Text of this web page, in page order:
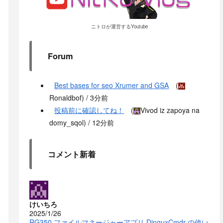
ニトロが運営するYoutube
Forum
Best bases for seo Xrumer and GSA
(
Ronaldbof) /3分前
投稿前に確認してね！
(
Vivod iz zapoya na
domy_sqol) / 12分前
コメント新着
けいちろ
2025/1/26